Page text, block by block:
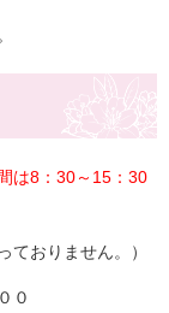
は8：30～15：30
おりません。）
０